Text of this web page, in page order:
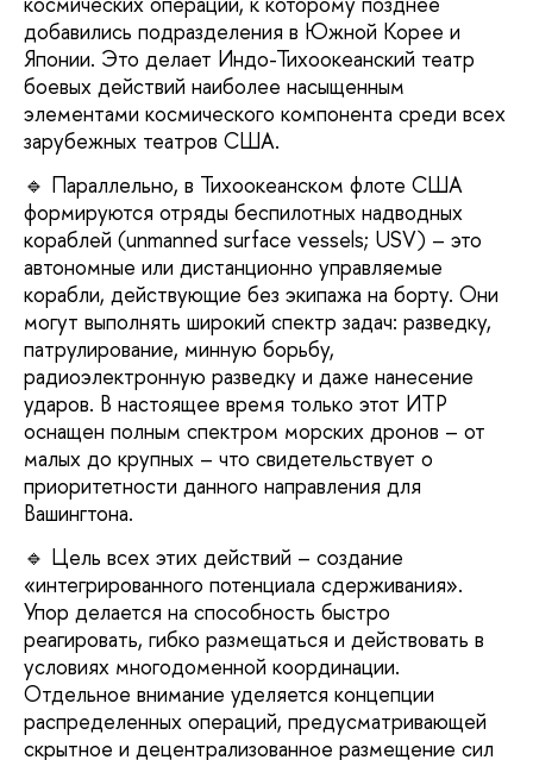
добавились подразделения в Южной Корее и
Японии. Это делает Индо-Тихоокеанский театр
боевых действий наиболее насыщенным
элементами космического компонента среди всех
зарубежных театров США.
🔹 Параллельно, в Тихоокеанском флоте США
формируются отряды беспилотных надводных
кораблей (unmanned surface vessels; USV) – это
автономные или дистанционно управляемые
корабли, действующие без экипажа на борту. Они
могут выполнять широкий спектр задач: разведку,
патрулирование, минную борьбу,
радиоэлектронную разведку и даже нанесение
ударов. В настоящее время только этот ИТР
оснащен полным спектром морских дронов – от
малых до крупных – что свидетельствует о
приоритетности данного направления для
Вашингтона.
🔹 Цель всех этих действий – создание
«интегрированного потенциала сдерживания».
Упор делается на способность быстро
реагировать, гибко размещаться и действовать в
условиях многодоменной координации.
Отдельное внимание уделяется концепции
распределенных операций, предусматривающей
скрытное и децентрализованное размещение сил